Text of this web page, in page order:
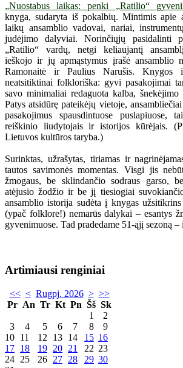
„Nuostabus laikas: penki „Ratilio“
knyga, sudaryta iš pokalbių. Mintimis apie
laikų ansamblio vadovai, nariai,
judėjimo dalyviai. Norinčiųjų pasidalinti
„Ratilio“ vardų, netgi keliaujantį
ieškojo ir jų apmąstymus įrašė ansamblio
Ramonaitė ir Paulius Narušis.
neatsitiktinai folkloriška: gyvi pasakojimai
savo minimaliai redaguota kalba, šnekėjimo
Patys atsidūrę pateikėjų vietoje,
pasakojimus spausdintuose puslapiuose,
reiškinio liudytojais ir istorijos kūrėjais.
Lietuvos kultūros taryba.)
Surinktas, užrašytas, tiriamas ir
tautos savimonės momentas. Visgi jis
žmogaus, be sklindančio sodraus garso,
atėjusio žodžio ir be jį tiesiogiai
ansamblio istorija sudėta į knygas
(ypač folklore!) nemarūs dalykai – esantys
gyvenimuose. Tad pradedame 51-ąjį sezoną –
Artimiausi renginiai
<< < Rugpj. 2026 > >>
Pr An Tr Kt Pn Šš Sk
1
2
3
4 5 6 7 8
9
10 11 12 13 14 15 16
17 18 19 20 21 22 23
24 25 26 27 28 29 30